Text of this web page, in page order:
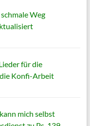
Weg
für die
Konfi-Arbeit
mich selbst